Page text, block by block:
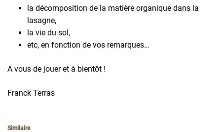
la décomposition de la matière organique dans la
lasagne,
la vie du sol,
etc, en fonction de vos remarques…
A vous de jouer et à bientôt !
Franck Terras
Similaire